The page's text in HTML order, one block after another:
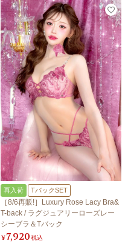
再入荷 TバックSET
［8/6再販!］Luxury Rose Lacy Bra&
T-back / ラグジュアリーローズレー
シーブラ＆Tバック
¥7,920税込